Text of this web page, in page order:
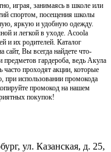
играя, занимаясь в школе или
спортом, посещения школы
яркую и удобную одежду.
и легкой в уходе. Acoola
и их родителей. Каталог
сайт, Вы всегда найдете что-
предметов гардероба, ведь Акула
проходят акции, которые
при использовании промокода
промокод на нашем
покупок!
ул. Казанская, д. 25,